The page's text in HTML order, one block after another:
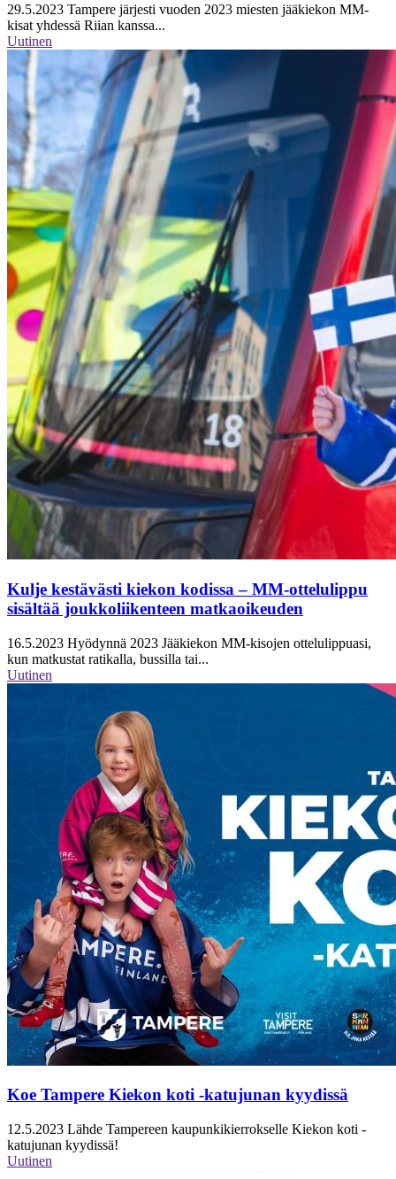
29.5.2023 Tampere järjesti vuoden 2023 miesten jääkiekon MM-
kisat yhdessä Riian kanssa...
Uutinen
Kulje kestävästi kiekon kodissa – MM-ottelulippu
sisältää joukkoliikenteen matkaoikeuden
16.5.2023 Hyödynnä 2023 Jääkiekon MM-kisojen ottelulippuasi,
kun matkustat ratikalla, bussilla tai...
Uutinen
Koe Tampere Kiekon koti -katujunan kyydissä
12.5.2023 Lähde Tampereen kaupunkikierrokselle Kiekon koti -
katujunan kyydissä!
Uutinen